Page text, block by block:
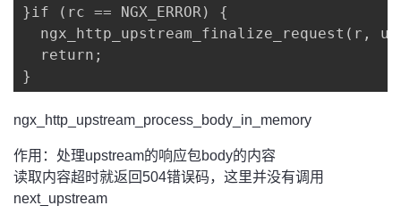
}if (rc == NGX_ERROR) {
ngx_http_upstream_finalize_request(r, u,
return;
}
ngx_http_upstream_process_body_in_memory
作用：处理upstream的响应包body的内容
读取内容超时就返回504错误码，这里并没有调用
next_upstream